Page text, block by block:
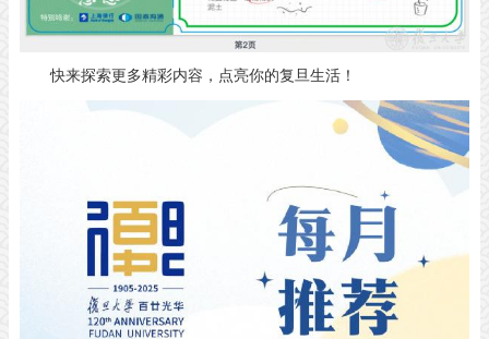
快来探索更多精彩内容，点亮你的复旦生活！